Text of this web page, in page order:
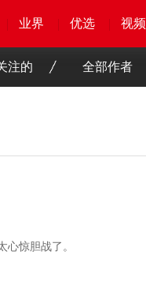
业界 优选
业界 优选 骑客
业界 优选 视频
业界 优选 视频
注的 全部作者
惊胆战了。